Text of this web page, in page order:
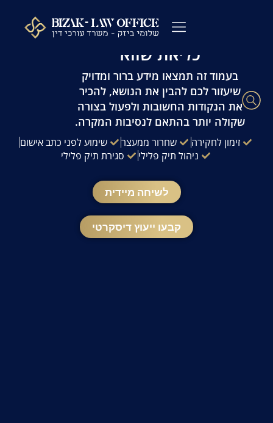
עו"ד פלילי שלומי ביזק | זמינות 24/7 | ייעוץ
מהיר ודיסקרטי
כליאת שווא
בעמוד זה תמצאו מידע ברור ומדויק
שיעזור לכם להבין את הנושא, להכיר
את הנקודות החשובות ולפעול בצורה
שקולה יותר בהתאם לנסיבות המקרה.
זימון לחקירה שחרור ממעצר
שימוע לפני כתב אישום
ניהול תיק פלילי
סגירת תיק פלילי
לשיחה מיידית
קבעו ייעוץ דיסקרטי